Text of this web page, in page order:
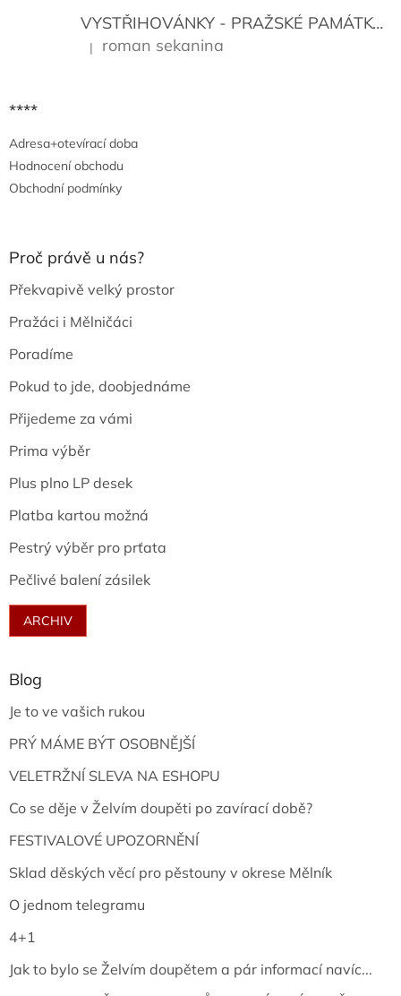
VYSTŘIHOVÁNKY - PRAŽSKÉ PAMÁTKY
Hodnocení produktu je 5 z 5 hvězdiček.
| roman sekanina
****
Adresa+otevírací doba
Hodnocení obchodu
Obchodní podmínky
Proč právě u nás?
Překvapivě velký prostor
Pražáci i Mělničáci
Poradíme
Pokud to jde, doobjednáme
Přijedeme za vámi
Prima výběr
Plus plno LP desek
Platba kartou možná
Pestrý výběr pro prťata
Pečlivé balení zásilek
ARCHIV
Blog
Je to ve vašich rukou
PRÝ MÁME BÝT OSOBNĚJŠÍ
VELETRŽNÍ SLEVA NA ESHOPU
Co se děje v Želvím doupěti po zavírací době?
FESTIVALOVÉ UPOZORNĚNÍ
Sklad děských věcí pro pěstouny v okrese Mělník
O jednom telegramu
4+1
Jak to bylo se Želvím doupětem a pár informací navíc...